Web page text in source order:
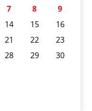
7 8
9
14 15
16
21 22
23
28 29
30